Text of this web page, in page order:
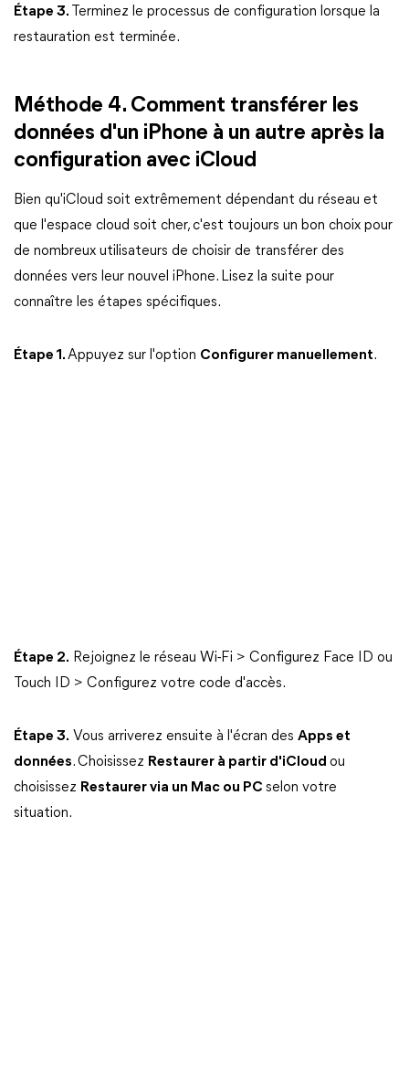
Étape 3.
Terminez le processus de configuration lorsque la
restauration est terminée.
Méthode 4. Comment transférer les
données d'un iPhone à un autre après la
configuration avec iCloud
Bien qu'iCloud soit extrêmement dépendant du réseau et
que l'espace cloud soit cher, c'est toujours un bon choix pour
de nombreux utilisateurs de choisir de transférer des
données vers leur nouvel iPhone. Lisez la suite pour
connaître les étapes spécifiques.
Étape 1.Appuyez sur l'option Configurer manuellement.
Étape 2. Rejoignez le réseau Wi-Fi > Configurez Face ID ou
Touch ID > Configurez votre code d'accès.
Étape 3. Vous arriverez ensuite à l'écran des Apps et
données. Choisissez Restaurer à partir d'iCloud ou
choisissez Restaurer via un Mac ou PC selon votre
situation.